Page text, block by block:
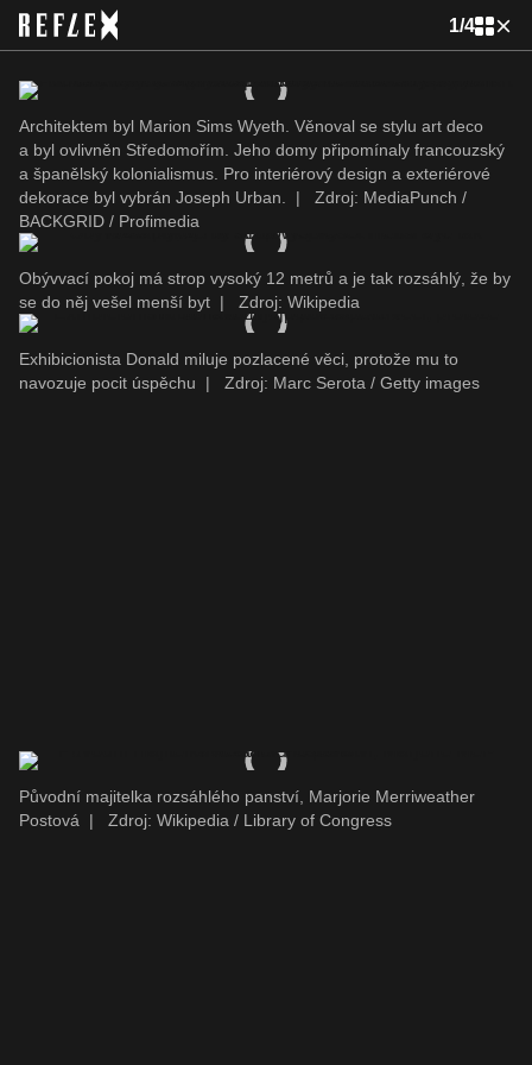
1/4
Architektem byl Marion Sims Wyeth. Věnoval se stylu art deco
a byl ovlivněn Středomořím. Jeho domy připomí­naly francouzský
a španělský kolonialismus. Pro interiérový design a exteriérové
dekorace byl vybrán Joseph Urban.
|
Zdroj: MediaPunch /
BACKGRID / Profimedia
Obývvací pokoj má strop vysoký 12 metrů a je tak rozsáhlý, že by
se do něj vešel menší byt | Zdroj: Wikipedia
Exhibicionista Donald miluje pozlacené věci, protože mu to
navozuje pocit úspěchu
| Zdroj: Marc Serota / Getty images
Původní majitelka rozsáhlého panství, Marjorie Mer­riweather
Postová
| Zdroj: Wikipedia / Library of Congress